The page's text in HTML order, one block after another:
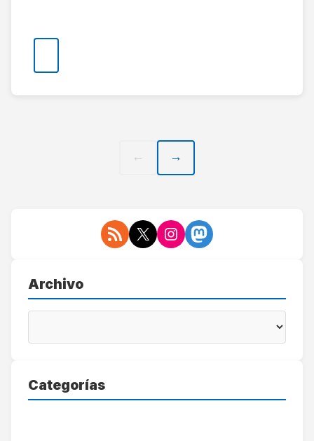
← Anterior Siguiente →
Archivo
Categorías